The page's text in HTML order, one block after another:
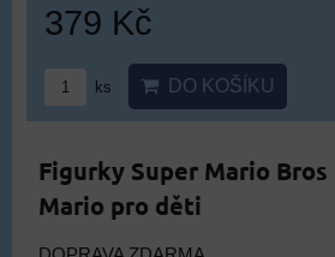
379 Kč
ks DO KOŠÍKU
Figurky Super Mario
Mario pro děti